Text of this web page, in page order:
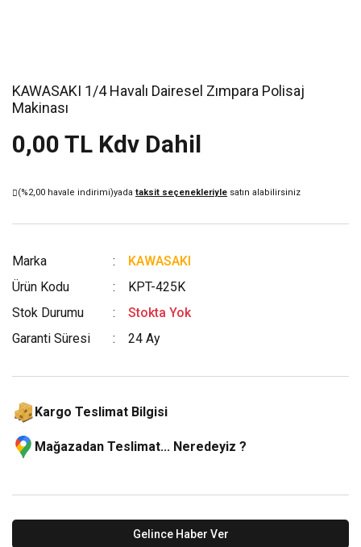
KAWASAKI 1/4 Havalı Dairesel Zımpara Polisaj
Makinası
0,00 TL Kdv Dahil
(%2,00 havale indirimi)yada taksit seçenekleriyle satın alabilirsiniz
Marka
KAWASAKI
Ürün Kodu
KPT-425K
Stok Durumu
Stokta Yok
Garanti Süresi
24 Ay
Kargo Teslimat Bilgisi
Mağazadan Teslimat... Neredeyiz ?
Gelince Haber Ver